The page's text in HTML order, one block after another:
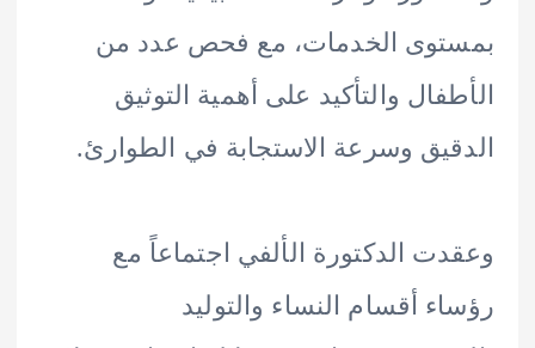
الخدمات، مع فحص عدد من
والتأكيد على أهمية التوثيق
وسرعة الاستجابة في الطوارئ.
الدكتورة الألفي اجتماعاً مع
أقسام النساء والتوليد